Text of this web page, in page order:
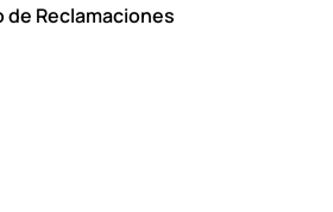
de Reclamaciones